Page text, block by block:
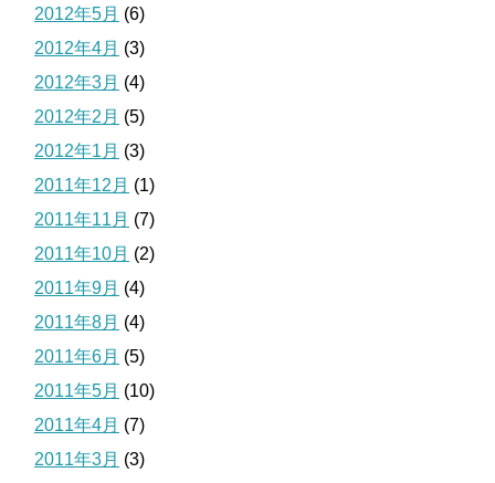
2012年5月 (6)
2012年4月 (3)
2012年3月 (4)
2012年2月 (5)
2012年1月 (3)
2011年12月 (1)
2011年11月 (7)
2011年10月 (2)
2011年9月 (4)
2011年8月 (4)
2011年6月 (5)
2011年5月 (10)
2011年4月 (7)
2011年3月 (3)